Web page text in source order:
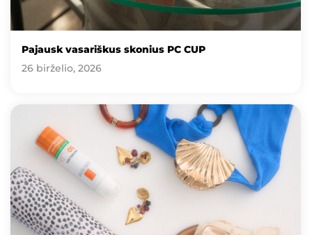
Pajausk vasariškus skonius PC CUP
26 birželio, 2026